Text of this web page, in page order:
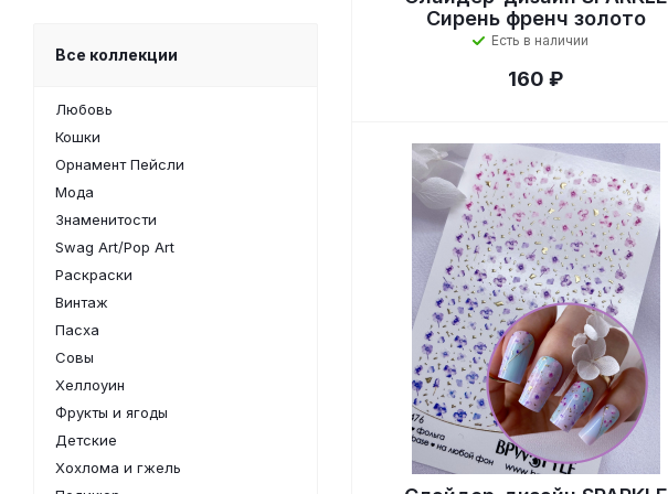
Сирень френч золото
Есть в наличии
160 ₽
Все коллекции
Любовь
Кошки
Орнамент Пейсли
Мода
Знаменитости
Swag Art/Pop Art
Раскраски
Винтаж
Пасха
Совы
Хеллоуин
Фрукты и ягоды
Детские
Хохлома и гжель